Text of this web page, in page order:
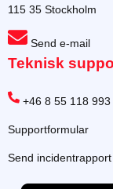
115 35 Stockholm
Send e-mail
Teknisk
+46 8 55 118 993
Supportformular
Send incidentrapport